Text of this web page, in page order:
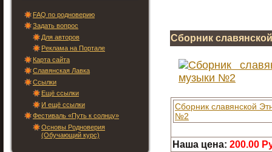
FAQ по родноверию
Задать вопрос
Для авторов
Реклама на Портале
Карта сайта
Славянская Лавка
Ссылки
Ещё ссылки
И ещё ссылки
Фестиваль «Путь к солнцу»
Основы Родноверия
(Обучающий курс)
Сборник
Сборник славянской
№2
Наша цена: 200.00